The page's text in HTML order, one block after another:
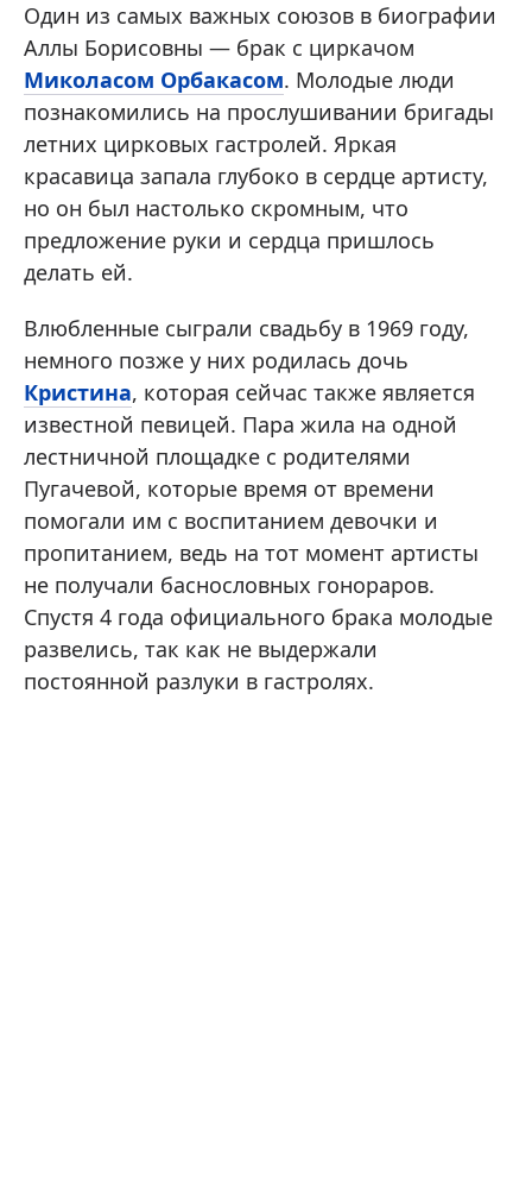
Один из самых важных союзов в биографии
Аллы Борисовны — брак с циркачом
Миколасом Орбакасом. Молодые люди
познакомились на прослушивании бригады
летних цирковых гастролей. Яркая
красавица запала глубоко в сердце артисту,
но он был настолько скромным, что
предложение руки и сердца пришлось
делать ей.
Влюбленные сыграли свадьбу в 1969 году,
немного позже у них родилась дочь
Кристина, которая сейчас также является
известной певицей. Пара жила на одной
лестничной площадке с родителями
Пугачевой, которые время от времени
помогали им с воспитанием девочки и
пропитанием, ведь на тот момент артисты
не получали баснословных гонораров.
Спустя 4 года официального брака молодые
развелись, так как не выдержали
постоянной разлуки в гастролях.